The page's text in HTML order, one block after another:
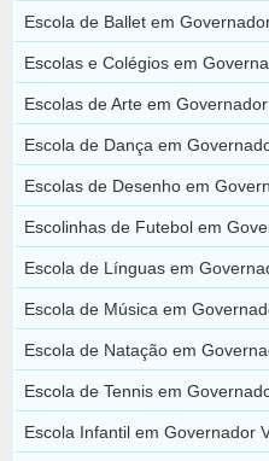
Escola de Ballet em
Escolas e Colégios em
Escolas de Arte em
Escola de Dança em
Escolas de Desenho em
Escolinhas de Futebol em
Escola de Línguas em
Escola de Música em
Escola de Natação em
Escola de Tennis em
Escola Infantil em Governador